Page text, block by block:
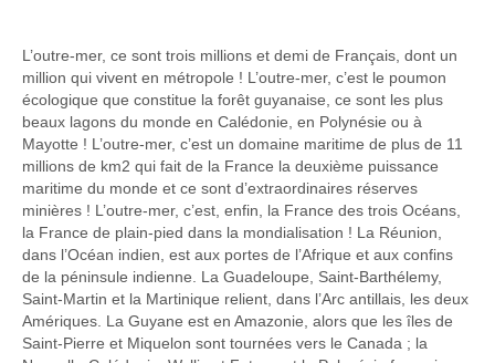
L’outre-mer, ce sont trois millions et demi de Français, dont un
million qui vivent en métropole ! L’outre-mer, c’est le poumon
écologique que constitue la forêt guyanaise, ce sont les plus
beaux lagons du monde en Calédonie, en Polynésie ou à
Mayotte ! L’outre-mer, c’est un domaine maritime de plus de 11
millions de km2 qui fait de la France la deuxième puissance
maritime du monde et ce sont d’extraordinaires réserves
minières ! L’outre-mer, c’est, enfin, la France des trois Océans,
la France de plain-pied dans la mondialisation ! La Réunion,
dans l’Océan indien, est aux portes de l’Afrique et aux confins
de la péninsule indienne. La Guadeloupe, Saint-Barthélemy,
Saint-Martin et la Martinique relient, dans l’Arc antillais, les deux
Amériques. La Guyane est en Amazonie, alors que les îles de
Saint-Pierre et Miquelon sont tournées vers le Canada ; la